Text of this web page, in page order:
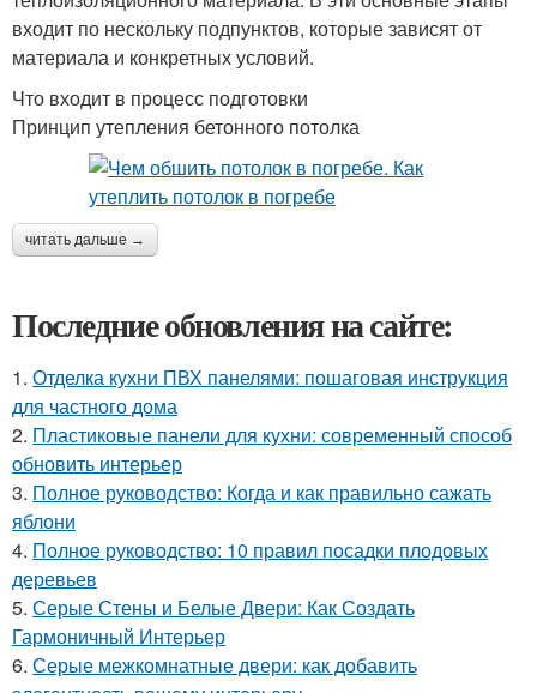
входит по нескольку подпунктов, которые зависят от
материала и конкретных условий.
Что входит в процесс подготовки
Принцип утепления бетонного потолка
читать дальше →
Последние обновления на сайте:
1. Отделка кухни ПВХ панелями: пошаговая инструкция
для частного дома
2. Пластиковые панели для кухни: современный способ
обновить интерьер
3. Полное руководство: Когда и как правильно сажать
яблони
4. Полное руководство: 10 правил посадки плодовых
деревьев
5. Серые Стены и Белые Двери: Как Создать
Гармоничный Интерьер
6. Серые межкомнатные двери: как добавить